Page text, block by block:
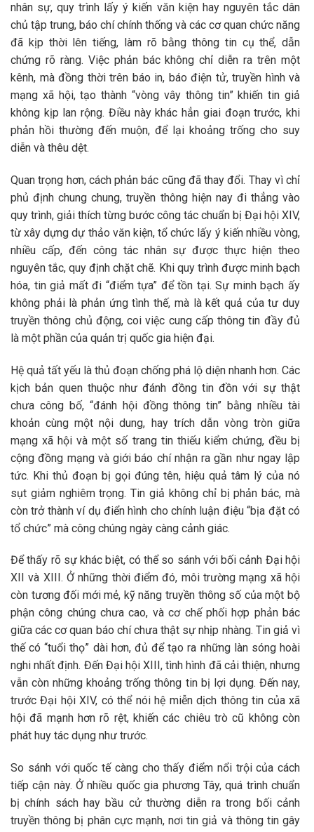
nhân sự, quy trình lấy ý kiến văn kiện hay nguyên tắc dân
chủ tập trung, báo chí chính thống và các cơ quan chức năng
đã kịp thời lên tiếng, làm rõ bằng thông tin cụ thể, dẫn
chứng rõ ràng. Việc phản bác không chỉ diễn ra trên một
kênh, mà đồng thời trên báo in, báo điện tử, truyền hình và
mạng xã hội, tạo thành “vòng vây thông tin” khiến tin giả
không kịp lan rộng. Điều này khác hẳn giai đoạn trước, khi
phản hồi thường đến muộn, để lại khoảng trống cho suy
diễn và thêu dệt.
Quan trọng hơn, cách phản bác cũng đã thay đổi. Thay vì chỉ
phủ định chung chung, truyền thông hiện nay đi thẳng vào
quy trình, giải thích từng bước công tác chuẩn bị Đại hội XIV,
từ xây dựng dự thảo văn kiện, tổ chức lấy ý kiến nhiều vòng,
nhiều cấp, đến công tác nhân sự được thực hiện theo
nguyên tắc, quy định chặt chẽ. Khi quy trình được minh bạch
hóa, tin giả mất đi “điểm tựa” để tồn tại. Sự minh bạch ấy
không phải là phản ứng tình thế, mà là kết quả của tư duy
truyền thông chủ động, coi việc cung cấp thông tin đầy đủ
là một phần của quản trị quốc gia hiện đại.
Hệ quả tất yếu là thủ đoạn chống phá lộ diện nhanh hơn. Các
kịch bản quen thuộc như đánh đồng tin đồn với sự thật
chưa công bố, “đánh hội đồng thông tin” bằng nhiều tài
khoản cùng một nội dung, hay trích dẫn vòng tròn giữa
mạng xã hội và một số trang tin thiếu kiểm chứng, đều bị
cộng đồng mạng và giới báo chí nhận ra gần như ngay lập
tức. Khi thủ đoạn bị gọi đúng tên, hiệu quả tâm lý của nó
sụt giảm nghiêm trọng. Tin giả không chỉ bị phản bác, mà
còn trở thành ví dụ điển hình cho chính luận điệu “bịa đặt có
tổ chức” mà công chúng ngày càng cảnh giác.
Để thấy rõ sự khác biệt, có thể so sánh với bối cảnh Đại hội
XII và XIII. Ở những thời điểm đó, môi trường mạng xã hội
còn tương đối mới mẻ, kỹ năng truyền thông số của một bộ
phận công chúng chưa cao, và cơ chế phối hợp phản bác
giữa các cơ quan báo chí chưa thật sự nhịp nhàng. Tin giả vì
thế có “tuổi thọ” dài hơn, đủ để tạo ra những làn sóng hoài
nghi nhất định. Đến Đại hội XIII, tình hình đã cải thiện, nhưng
vẫn còn những khoảng trống thông tin bị lợi dụng. Đến nay,
trước Đại hội XIV, có thể nói hệ miễn dịch thông tin của xã
hội đã mạnh hơn rõ rệt, khiến các chiêu trò cũ không còn
phát huy tác dụng như trước.
So sánh với quốc tế càng cho thấy điểm nổi trội của cách
tiếp cận này. Ở nhiều quốc gia phương Tây, quá trình chuẩn
bị chính sách hay bầu cử thường diễn ra trong bối cảnh
truyền thông bị phân cực mạnh, nơi tin giả và thông tin gây